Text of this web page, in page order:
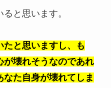
と思います。
たと思いますし、も
が壊れそうなのであれ
た自身が壊れてしま